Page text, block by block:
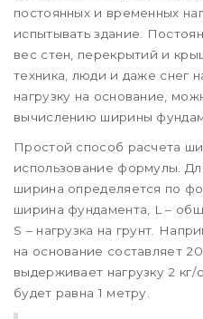
постоянных и временных
испытывать здание.
вес стен, перекрытий и
техника, люди и даже снег
нагрузку на основание,
вычислению ширины
Простой способ расчета
использование формулы.
ширина определяется по
ширина фундамента, L –
S – нагрузка на грунт.
на основание составляет
выдерживает нагрузку 2
будет равна 1 метру.